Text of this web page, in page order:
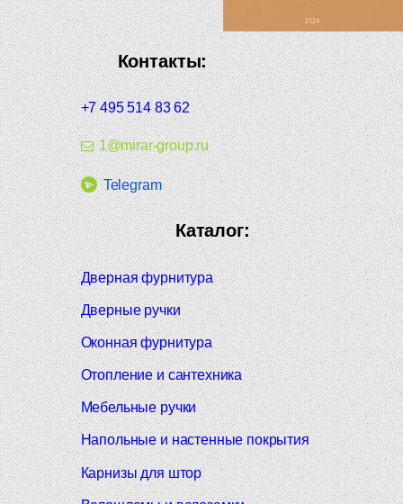
Контакты:
+7 495 514 83 62
1@mirar-group.ru
Telegram
Каталог:
Дверная фурнитура
Дверные ручки
Оконная фурнитура
Отопление и сантехника
Мебельные ручки
Напольные и настенные покрытия
Карнизы для штор